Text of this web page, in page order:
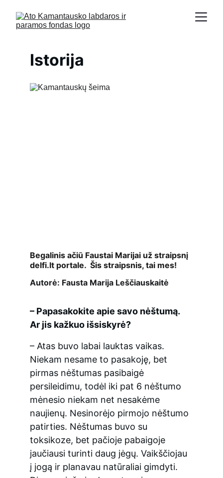
Istorija
– Papasakokite apie savo nėštumą.
Ar jis kažkuo išsiskyrė?
– Atas buvo labai lauktas vaikas.
Niekam nesame to pasakoję, bet
pirmas nėštumas pasibaigė
persileidimu, todėl iki pat 6 nėštumo
mėnesio niekam net nesakėme
naujienų. Nesinorėjo pirmojo nėštumo
patirties. Nėštumas buvo su
toksikoze, bet pačioje pabaigoje
jaučiausi turinti daug jėgų. Vaikščiojau
į jogą ir planavau natūraliai gimdyti.
Autorė: Fausta Marija Leščiauskaitė
Begalinis ačiū Faustai Marijai už straipsnį
delfi.lt portale.  Šis straipsnis, tai mes!